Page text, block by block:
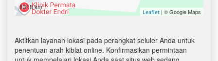
8318 km
Leaflet | © Google Maps
Aktifkan layanan lokasi pada perangkat seluler Anda untuk
penentuan arah kiblat online. Konfirmasikan permintaan